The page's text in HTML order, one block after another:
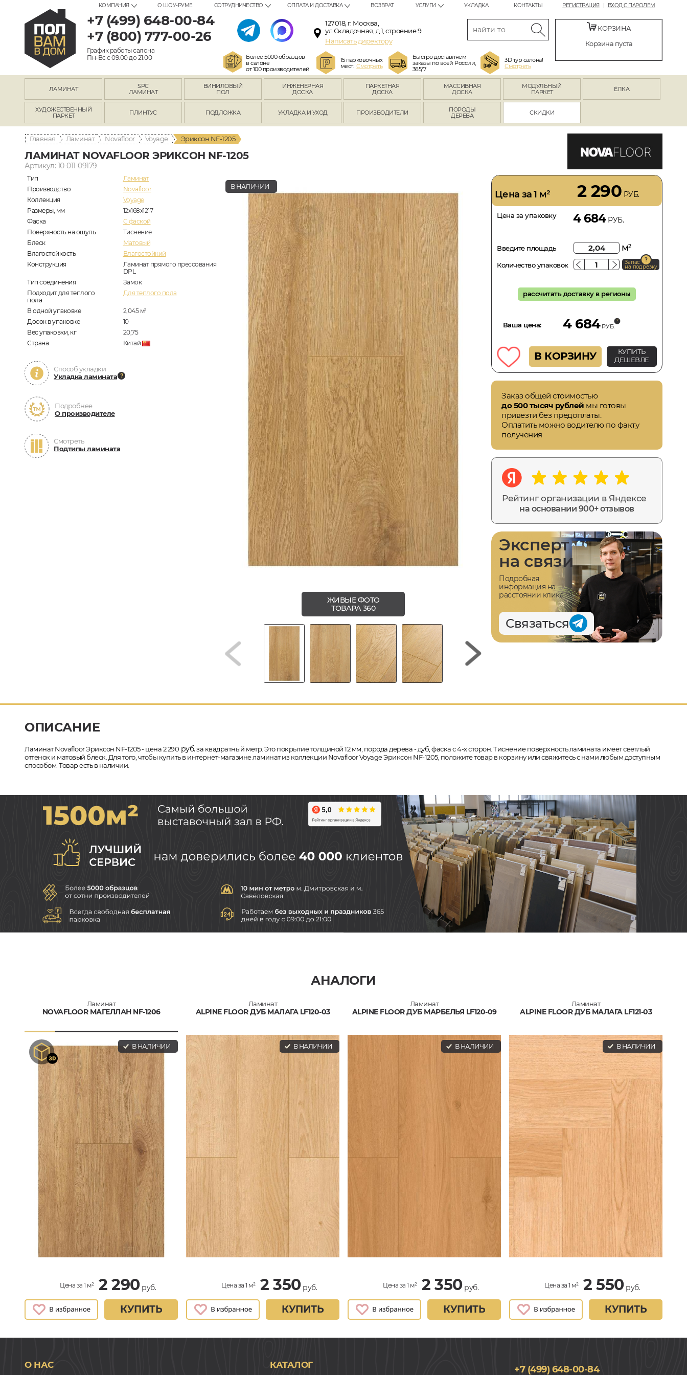
РЕГИСТРАЦИЯ ВХОД С ПАРОЛЕМ
КОМПАНИЯ О ШОУ-РУМЕ СОТРУДНИЧЕСТВО ОПЛАТА И ДОСТАВКА ВОЗВРАТ УСЛУГИ УКЛАДКА КОНТАКТЫ
+7 (499) 648-00-84
+7 (800) 777-00-26
График работы салона
Пн-Вс с 09:00 до 21:00
127018, г. Москва,
ул.Складочная, д.1, строение 9
Написать директору
Более 5000 образцов
в салоне
от 100 производителей
15 парковочных
мест.Смотреть
Быстро доставляем
заказы по всей России,
365/7
3D тур салона!
Смотреть
КОРЗИНА
Корзина пуста
ЛАМИНАТ
SPC
ЛАМИНАТ
ВИНИЛОВЫЙ
ПОЛ
ИНЖЕНЕРНАЯ
ДОСКА
ПАРКЕТНАЯ
ДОСКА
МАССИВНАЯ
ДОСКА
МОДУЛЬНЫЙ
ПАРКЕТ
ЁЛКА
ХУДОЖЕСТВЕННЫЙ
ПАРКЕТ
ПЛИНТУС ПОДЛОЖКА УКЛАДКА И УХОД ПРОИЗВОДИТЕЛИ
ПОРОДЫ
ДЕРЕВА
СКИДКИ
Главная Ламинат Novafloor Voyage Эриксон NF-1205
ЛАМИНАТ NOVAFLOOR ЭРИКСОН NF-1205
Артикул: 10-011-09179
Тип
Ламинат
Производство
Novafloor
Коллекция
Voyage
Размеры, мм
12x168x1217
Фаска
C фаской
Поверхность на ощупь
Тиснение
Блеск
Матовый
Влагостойкость
Влагостойкий
Конструкция
Ламинат прямого прессования
DPL
Тип соединения
Замок
Подходит для теплого
пола
Для теплого пола
В одной упаковке 2,045 м2
Досок в упаковке
10
Вес упаковки, кг
20,75
Страна
Китай
Способ укладки
Укладка ламината
Подробнее
О производителе
Смотреть
Подтипы ламината
В НАЛИЧИИ
ЖИВЫЕ ФОТО
ТОВАРА 360
Цена за 1 м² 2 290 РУБ.
Цена за упаковку 4 684РУБ.
Введите площадь м2
Количество упаковок Запас
на подрезку
рассчитать доставку в регионы
Ваша цена: 4 684 РУБ.
В КОРЗИНУ
КУПИТЬ
ДЕШЕВЛЕ
Заказ общей стоимостью
до 500 тысяч рублей мы готовы
привезти без предоплаты.
Оплатить можно водителю по факту
получения
Рейтинг организации в Яндексе
на основании 900+ отзывов
Эксперт
на связи
Подробная
информация на
расстоянии клика
Связаться
ОПИСАНИЕ
Ламинат Novafloor Эриксон NF-1205 - цена 2 290 руб.за квадратный метр. Это покрытие толщиной 12 мм, порода дерева - дуб, фаска с 4-х сторон. Тиснение поверхность ламината имеет светлый
оттенок и матовый блеск. Для того, чтобы купить в интернет-магазине ламинат из коллекции Novafloor Voyage Эриксон NF-1205, положите товар в корзину или свяжитесь с нами любым доступным
способом. Товар есть в наличии.
АНАЛОГИ
Ламинат
NOVAFLOOR МАГЕЛЛАН NF-1206
В НАЛИЧИИ
Цена за 1 м² 2 290руб.
КУПИТЬ
Ламинат
ALPINE FLOOR ДУБ МАЛАГА LF120-03
В НАЛИЧИИ
Цена за 1 м² 2 350руб.
КУПИТЬ
Ламинат
ALPINE FLOOR ДУБ МАРБЕЛЬЯ LF120-09
В НАЛИЧИИ
Цена за 1 м² 2 350руб.
КУПИТЬ
Ламинат
ALPINE FLOOR ДУБ МАЛАГА LF121-03
В НАЛИЧИИ
Цена за 1 м² 2 550руб.
КУПИТЬ
О НАС КАТАЛОГ +7 (499) 648-00-84